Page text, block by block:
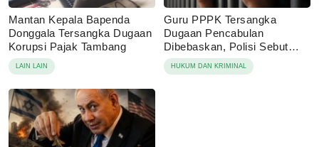
Mantan Kepala Bapenda
Donggala Tersangka Dugaan
Korupsi Pajak Tambang
LAIN LAIN
Guru PPPK Tersangka
Dugaan Pencabulan
Dibebaskan, Polisi Sebut
Laporan Dicabut Keluarga
Korban
HUKUM DAN KRIMINAL